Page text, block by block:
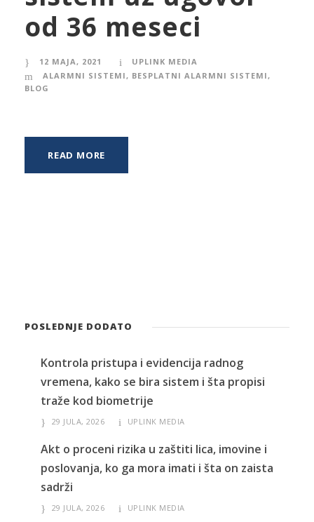
od 36 meseci
12 MAJA, 2021
UPLINK MEDIA
ALARMNI SISTEMI , BESPLATNI ALARMNI SISTEMI ,
BLOG
READ MORE
POSLEDNJE DODATO
Kontrola pristupa i evidencija radnog
vremena, kako se bira sistem i šta propisi
traže kod biometrije
29 JULA, 2026 UPLINK MEDIA
Akt o proceni rizika u zaštiti lica, imovine i
poslovanja, ko ga mora imati i šta on zaista
sadrži
29 JULA, 2026 UPLINK MEDIA